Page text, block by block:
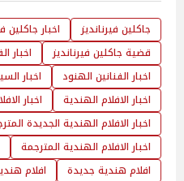
جاكلين فيرنانديز
اخبار جاكلين
قضية جاكلين فيرنانديز
اخبار
اخبار الفنانين الهنود
اخبار
اخبار الافلام الهندية
اخبار
اخبار الافلام الهندية الجديدة
اخبار الافلام الهندية المترجمة
افلام هندية جديدة
افلام